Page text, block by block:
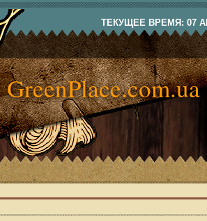
ТЕКУЩЕЕ ВРЕМЯ: 07
GreenPlace.com.ua